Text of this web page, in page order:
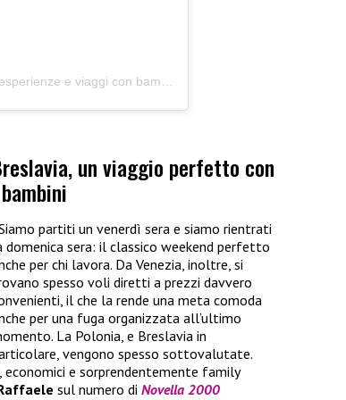
un viaggio perfetto con
partiti un venerdì sera e siamo rientrati
domenica sera: il classico weekend perfetto
per chi lavora. Da Venezia, inoltre, si
spesso voli diretti a prezzi davvero
il che la rende una meta comoda
per una fuga organizzata all’ultimo
La Polonia, e Breslavia in
vengono spesso sottovalutate.
economici e sorprendentemente family
sul numero di Novella 2000